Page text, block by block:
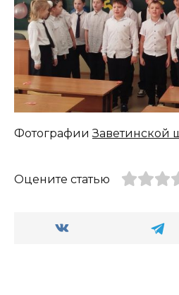
ФотографииЗаветинской
Оцените статью